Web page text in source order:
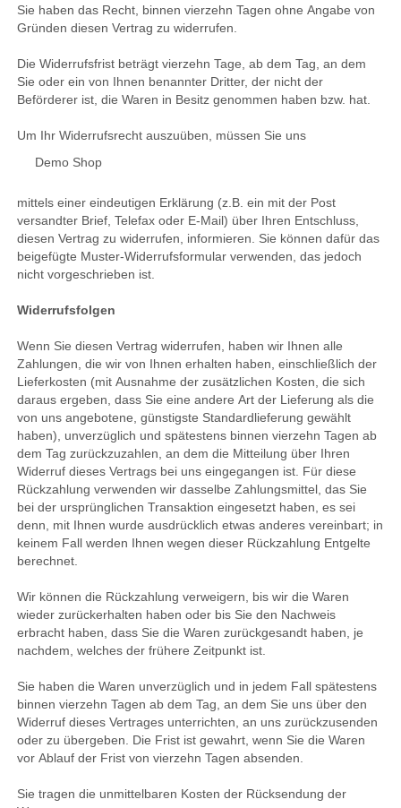
Sie haben das Recht, binnen vierzehn Tagen ohne Angabe von
Gründen diesen Vertrag zu widerrufen.
Die Widerrufsfrist beträgt vierzehn Tage, ab dem Tag, an dem
Sie oder ein von Ihnen benannter Dritter, der nicht der
Beförderer ist, die Waren in Besitz genommen haben bzw. hat.
Um Ihr Widerrufsrecht auszuüben, müssen Sie uns
Demo Shop
mittels einer eindeutigen Erklärung (z.B. ein mit der Post
versandter Brief, Telefax oder E-Mail) über Ihren Entschluss,
diesen Vertrag zu widerrufen, informieren. Sie können dafür das
beigefügte Muster-Widerrufsformular verwenden, das jedoch
nicht vorgeschrieben ist.
Widerrufsfolgen
Wenn Sie diesen Vertrag widerrufen, haben wir Ihnen alle
Zahlungen, die wir von Ihnen erhalten haben, einschließlich der
Lieferkosten (mit Ausnahme der zusätzlichen Kosten, die sich
daraus ergeben, dass Sie eine andere Art der Lieferung als die
von uns angebotene, günstigste Standardlieferung gewählt
haben), unverzüglich und spätestens binnen vierzehn Tagen ab
dem Tag zurückzuzahlen, an dem die Mitteilung über Ihren
Widerruf dieses Vertrags bei uns eingegangen ist. Für diese
Rückzahlung verwenden wir dasselbe Zahlungsmittel, das Sie
bei der ursprünglichen Transaktion eingesetzt haben, es sei
denn, mit Ihnen wurde ausdrücklich etwas anderes vereinbart; in
keinem Fall werden Ihnen wegen dieser Rückzahlung Entgelte
berechnet.
Wir können die Rückzahlung verweigern, bis wir die Waren
wieder zurückerhalten haben oder bis Sie den Nachweis
erbracht haben, dass Sie die Waren zurückgesandt haben, je
nachdem, welches der frühere Zeitpunkt ist.
Sie haben die Waren unverzüglich und in jedem Fall spätestens
binnen vierzehn Tagen ab dem Tag, an dem Sie uns über den
Widerruf dieses Vertrages unterrichten, an uns zurückzusenden
oder zu übergeben. Die Frist ist gewahrt, wenn Sie die Waren
vor Ablauf der Frist von vierzehn Tagen absenden.
Sie tragen die unmittelbaren Kosten der Rücksendung der